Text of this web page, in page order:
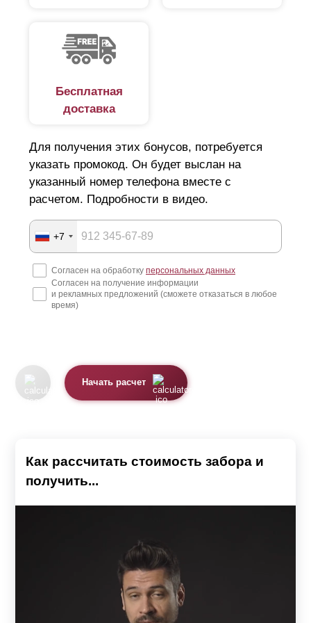
компании без привлечения третьих лиц.
ключ», куда входит: антикоррозийная обработка
стальных столбов, их покраска в нужный цвет,
установка забора полностью ложится на нас, Вам
будет необходимо только принять готовую работу.
Бесплатная
доставка
Для получения этих бонусов, потребуется
указать промокод. Он будет выслан на
указанный номер телефона вместе с
расчетом. Подробности в видео.
+7
Согласен на обработку персональных данных
Согласен на получение информации
и рекламных предложений (сможете отказаться в любое
время)
Начать расчет
Как рассчитать стоимость забора и
получить...